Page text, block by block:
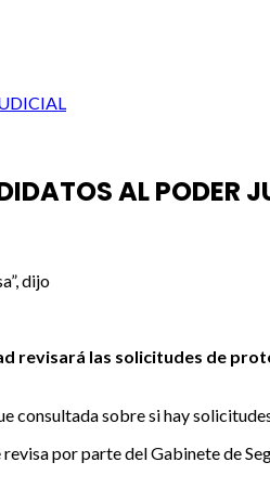
AL PODER
dijo
revisará las solicitudes de
consultada sobre si hay
por parte del Gabinete de